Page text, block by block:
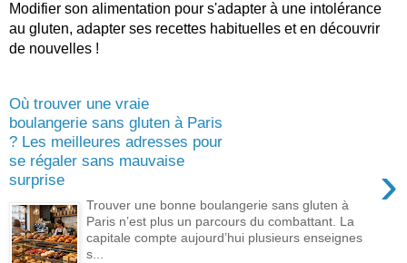
Modifier son alimentation pour s'adapter à une intolérance
au gluten, adapter ses recettes habituelles et en découvrir
de nouvelles !
Où trouver une vraie
boulangerie sans gluten à Paris
? Les meilleures adresses pour
se régaler sans mauvaise
surprise
›
Trouver une bonne boulangerie sans gluten à
Paris n’est plus un parcours du combattant. La
capitale compte aujourd’hui plusieurs enseignes
s...